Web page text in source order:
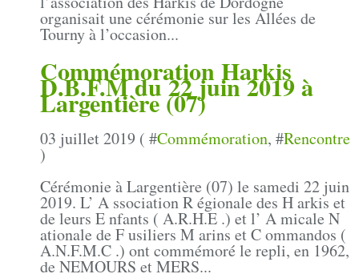
organisait une cérémonie sur les Allées de
Tourny à l’occasion...
Commémoration Harkis
D.B.F.M du 22 juin 2019 à
Largentière (07)
03 juillet 2019 ( #Commémoration, #Rencontre
)
Cérémonie à Largentière (07) le samedi 22 juin
2019. L’ A ssociation R égionale des H arkis et
de leurs E nfants ( A.R.H.E .) et l’ A micale N
ationale de F usiliers M arins et C ommandos (
A.N.F.M.C .) ont commémoré le repli, en 1962,
de NEMOURS et MERS...